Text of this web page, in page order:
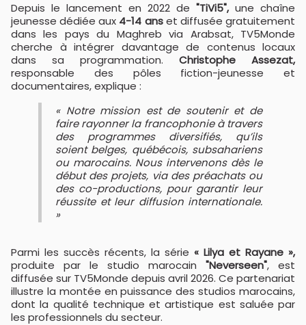
Depuis le lancement en 2022 de "TiVi5",une chaîne
jeunesse dédiée aux 4-14 anset diffusée gratuitement
dans les pays du Maghreb via Arabsat, TV5Monde
cherche à intégrer davantage de contenus locaux
dans sa programmation. Christophe Assezat,
responsable des pôles fiction-jeunesse et
documentaires, explique :
« Notre mission est de soutenir et de
faire rayonner la francophonie à travers
des programmes diversifiés, qu’ils
soient belges, québécois, subsahariens
ou marocains. Nous intervenons dès le
début des projets, via des préachats ou
des co-productions, pour garantir leur
réussite et leur diffusion internationale.
»
Parmi les succès récents, la série « Lilya et Rayane »,
produite par le studio marocain "Neverseen", est
diffusée sur TV5Monde depuis avril 2026. Ce partenariat
illustre la montée en puissance des studios marocains,
dont la qualité technique et artistique est saluée par
les professionnels du secteur.